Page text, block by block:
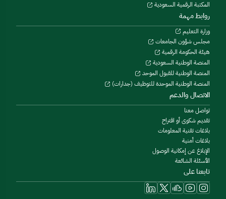
المكتبة الرقمية السعودية
روابط مهمة
وزارة التعليم
مجلس شؤون الجامعات
هيئة الحكومة الرقمية
المنصة الوطنية السعودية
المنصة الوطنية للقبول الموحد
المنصة الوطنية الموحدة للتوظيف (جدارات)
الاتصال والدعم
تواصل معنا
تقديم شكوى أو اقتراح
بلاغات تقنية المعلومات
بلاغات أمنية
الإبلاغ عن إمكانية الوصول
الأسئلة الشائعة
تابعنا على